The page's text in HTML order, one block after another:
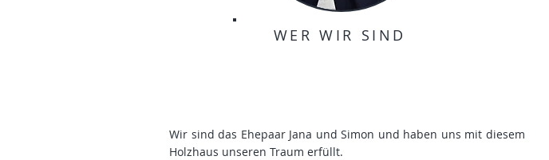
WER WIR SIND
Wir sind das Ehepaar Jana und Simon und haben uns mit diesem
Holzhaus unseren Traum erfüllt.